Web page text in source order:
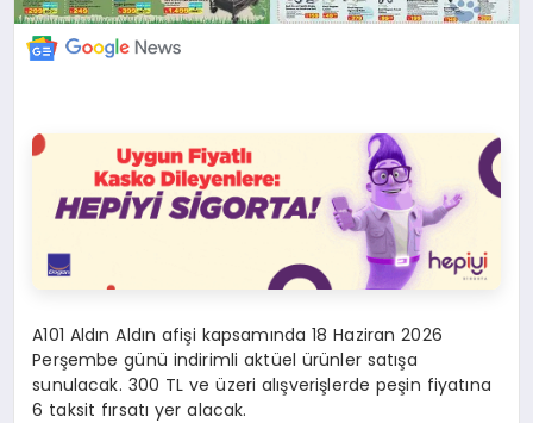
İLETIŞIM
A101 Aldın Aldın afişi kapsamında 18 Haziran 2026
Perşembe günü indirimli aktüel ürünler satışa
sunulacak. 300 TL ve üzeri alışverişlerde peşin fiyatına
6 taksit fırsatı yer alacak.